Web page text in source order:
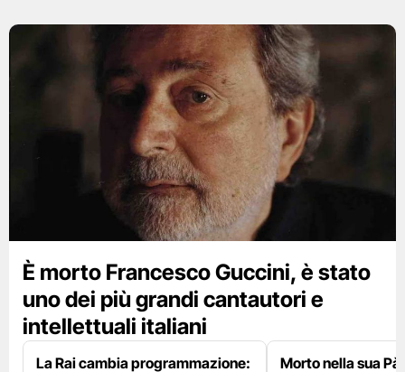
È morto Francesco Guccini, è stato
uno dei più grandi cantautori e
intellettuali italiani
La Rai cambia programmazione: Morto nella sua